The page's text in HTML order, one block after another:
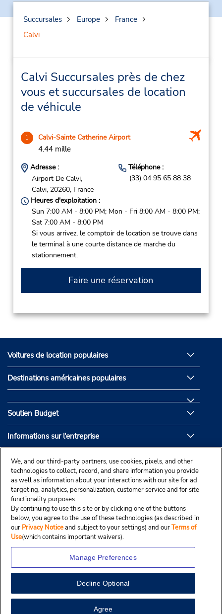
Succursales Europe
France
Calvi
View Map
Calvi Succursales près de chez
vous et succursales de location
de véhicule
1 Calvi-Sainte Catherine Airport
4.44 mille
Adresse :
Airport De Calvi,
Calvi, 20260, France
Téléphone :
(33) 04 95 65 88 38
Heures d'exploitation :
Sun 7:00 AM - 8:00 PM; Mon - Fri 8:00 AM - 8:00 PM;
Sat 7:00 AM - 8:00 PM
Si vous arrivez, le comptoir de location se trouve dans
le terminal à une courte distance de marche du
stationnement.
Faire une réservation
Voitures de location populaires
Destinations américaines populaires
Soutien Budget
Informations sur l'entreprise
Partenaires de Budget
© Droit d’auteur, Budgetcar, Inc., 2025.
We, and our third-party partners, use cookies, pixels, and other
technologies to collect, record, and share information you provide
as well as information about your interactions with our site for ad
targeting, analytics, personalization, customer service and for site
functionality purposes.
By continuing to use this site or by clicking one of the buttons
below, you agree to the use of these technologies (as described in
our Privacy Noticeand subject to your settings) and ourTerms of
Use(which contains important waivers).
Manage Preferences
Decline Optional
Agree